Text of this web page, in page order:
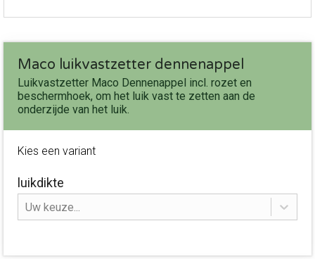
Maco luikvastzetter dennenappel
Luikvastzetter Maco Dennenappel incl. rozet en
beschermhoek, om het luik vast te zetten aan de
onderzijde van het luik.
Kies een variant
luikdikte
Uw keuze...